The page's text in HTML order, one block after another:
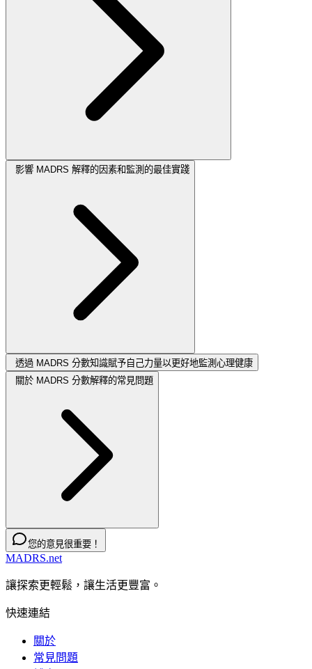
影響 MADRS 解釋的因素和監測的最佳實踐
透過 MADRS 分數知識賦予自己力量以更好地監測心理健康
關於 MADRS 分數解釋的常見問題
您的意見很重要！
MADRS.net
讓探索更輕鬆，讓生活更豐富。
快速連結
關於
常見問題